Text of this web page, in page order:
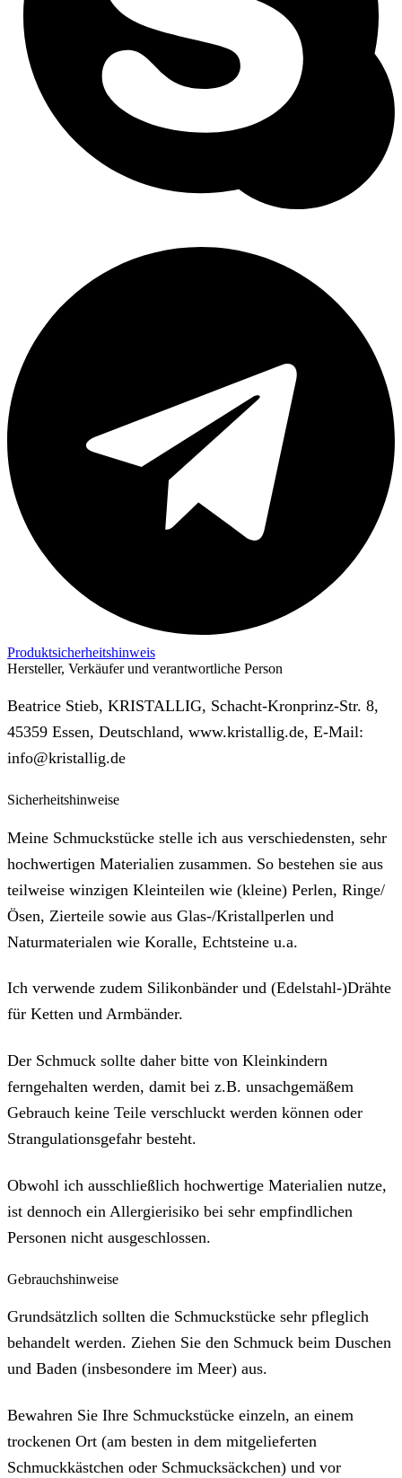
Produktsicherheitshinweis
Hersteller, Verkäufer und verantwortliche Person
Beatrice Stieb, KRISTALLIG, Schacht-Kronprinz-Str. 8,
45359 Essen, Deutschland, www.kristallig.de, E-Mail:
info@kristallig.de
Sicherheitshinweise
Meine Schmuckstücke stelle ich aus verschiedensten, sehr
hochwertigen Materialien zusammen. So bestehen sie aus
teilweise winzigen Kleinteilen wie (kleine) Perlen, Ringe/
Ösen, Zierteile sowie aus Glas-/Kristallperlen und
Naturmaterialen wie Koralle, Echtsteine u.a.
Ich verwende zudem Silikonbänder und (Edelstahl-)Drähte
für Ketten und Armbänder.
Der Schmuck sollte daher bitte von Kleinkindern
ferngehalten werden, damit bei z.B. unsachgemäßem
Gebrauch keine Teile verschluckt werden können oder
Strangulationsgefahr besteht.
Obwohl ich ausschließlich hochwertige Materialien nutze,
ist dennoch ein Allergierisiko bei sehr empfindlichen
Personen nicht ausgeschlossen.
Gebrauchshinweise
Grundsätzlich sollten die Schmuckstücke sehr pfleglich
behandelt werden. Ziehen Sie den Schmuck beim Duschen
und Baden (insbesondere im Meer) aus.
Bewahren Sie Ihre Schmuckstücke einzeln, an einem
trockenen Ort (am besten in dem mitgelieferten
Schmuckkästchen oder Schmucksäckchen) und vor